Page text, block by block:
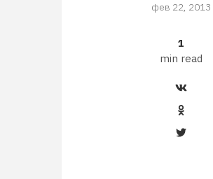
фев 22, 2013
1
min read